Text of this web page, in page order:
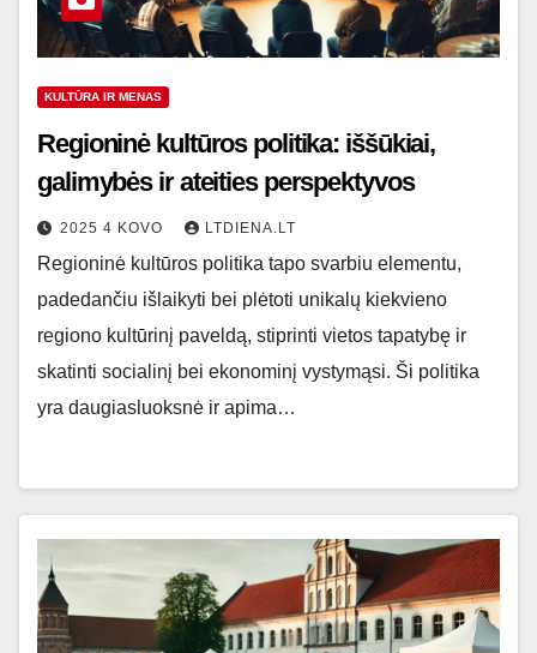
KULTŪRA IR MENAS
Regioninė kultūros politika: iššūkiai,
galimybės ir ateities perspektyvos
2025 4 KOVO LTDIENA.LT
Regioninė kultūros politika tapo svarbiu elementu,
padedančiu išlaikyti bei plėtoti unikalų kiekvieno
regiono kultūrinį paveldą, stiprinti vietos tapatybę ir
skatinti socialinį bei ekonominį vystymąsi. Ši politika
yra daugiasluoksnė ir apima…